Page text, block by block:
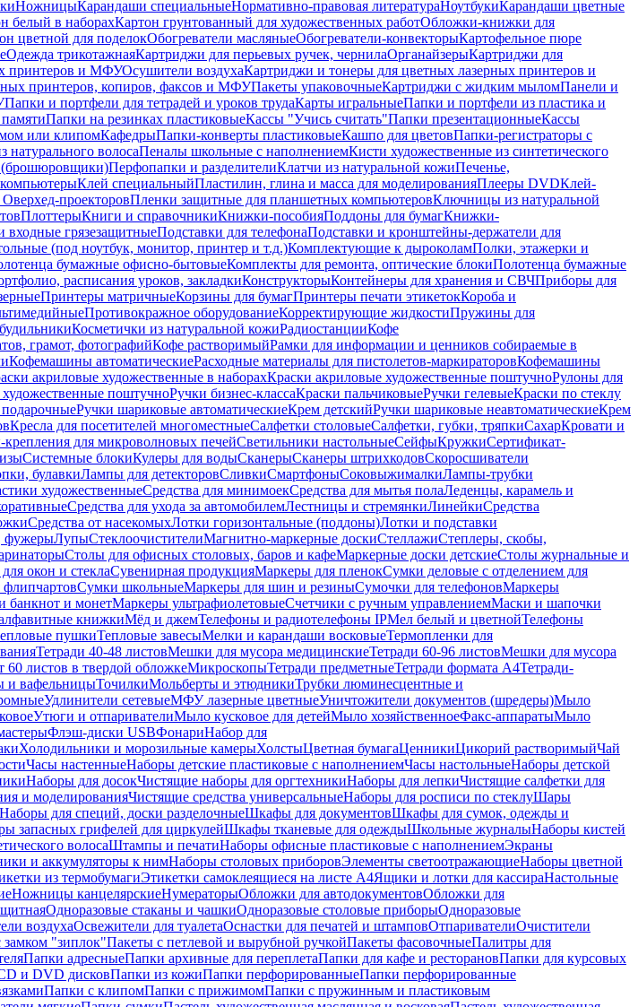
НожницыКарандаши специальныеНормативно-правовая литератураНоутбукиКарандаши цветные
белый в наборахКартон грунтованный для художественных работОбложки-книжки для
цветной для поделокОбогреватели масляныеОбогреватели-конвекторыКартофельное пюре
Одежда трикотажнаяКартриджи для перьевых ручек, чернилаОрганайзерыКартриджи для
принтеров и МФУОсушители воздухаКартриджи и тонеры для цветных лазерных принтеров и
принтеров, копиров, факсов и МФУПакеты упаковочныеКартриджи с жидким мыломПанели и
Папки и портфели для тетрадей и уроков трудаКарты игральныеПапки и портфели из пластика и
Папки на резинках пластиковыеКассы "Учись считать"Папки презентационныеКассы
или клипомКафедрыПапки-конверты пластиковыеКашпо для цветовПапки-регистраторы с
натурального волосаПеналы школьные с наполнениемКисти художественные из синтетического
Перфопапки и разделителиКлатчи из натуральной кожиПеченье,
Клей специальныйПластилин, глина и масса для моделированияПлееры DVDКлей-
проекторовПленки защитные для планшетных компьютеровКлючницы из натуральной
ПлоттерыКниги и справочникиКнижки-пособияПоддоны для бумагКнижки-
входные грязезащитныеПодставки для телефонаПодставки и кронштейны-держатели для
(под ноутбук, монитор, принтер и т.д.)Комплектующие к дыроколамПолки, этажерки и
бумажные офисно-бытовыеКомплекты для ремонта, оптические блокиПолотенца бумажные
расписания уроков, закладкиКонструкторыКонтейнеры для хранения и СВЧПриборы для
Принтеры матричныеКорзины для бумагПринтеры печати этикетокКороба и
Противокражное оборудованиеКорректирующие жидкостиПружины для
Косметички из натуральной кожиРадиостанцииКофе
грамот, фотографийКофе растворимыйРамки для информации и ценников собираемые в
Кофемашины автоматическиеРасходные материалы для пистолетов-маркираторовКофемашины
акриловые художественные в наборахКраски акриловые художественные поштучноРулоны для
поштучноРучки бизнес-классаКраски пальчиковыеРучки гелевыеКраски по стеклу
Ручки шариковые автоматическиеКрем детскийРучки шариковые неавтоматическиеКрем
Кресла для посетителей многоместныеСалфетки столовыеСалфетки, губки, тряпкиСахарКровати и
для микроволновых печейСветильники настольныеСейфыКружкиСертификат-
Системные блокиКулеры для водыСканерыСканеры штрихкодовСкоросшиватели
булавкиЛампы для детекторовСливкиСмартфоныСоковыжималкиЛампы-трубки
художественныеСредства для минимоекСредства для мытья полаЛеденцы, карамель и
Средства для ухода за автомобилемЛестницы и стремянкиЛинейкиСредства
Средства от насекомыхЛотки горизонтальные (поддоны)Лотки и подставки
фужерыЛупыСтеклоочистителиМагнитно-маркерные доскиСтеллажиСтеплеры, скобы,
Столы для офисных столовых, баров и кафеМаркерные доски детскиеСтолы журнальные и
окон и стеклаСувенирная продукцияМаркеры для пленокСумки деловые с отделением для
Сумки школьныеМаркеры для шин и резиныСумочки для телефоновМаркеры
банкнот и монетМаркеры ультрафиолетовыеСчетчики с ручным управлениемМаски и шапочки
книжкиМёд и джемТелефоны и радиотелефоны IPМел белый и цветнойТелефоны
пушкиТепловые завесыМелки и карандаши восковыеТермопленки для
Тетради 40-48 листовМешки для мусора медицинскиеТетради 60-96 листовМешки для мусора
60 листов в твердой обложкеМикроскопыТетради предметныеТетради формата А4Тетради-
и вафельницыТочилкиМольберты и этюдникиТрубки люминесцентные и
Удлинители сетевыеМФУ лазерные цветныеУничтожители документов (шредеры)Мыло
Утюги и отпаривателиМыло кусковое для детейМыло хозяйственноеФакс-аппаратыМыло
Флэш-диски USBФонариНабор для
Холодильники и морозильные камерыХолстыЦветная бумагаЦенникиЦикорий растворимыйЧай
Часы настенныеНаборы детские пластиковые с наполнениемЧасы настольныеНаборы детской
Наборы для досокЧистящие наборы для оргтехникиНаборы для лепкиЧистящие салфетки для
и моделированияЧистящие средства универсальныеНаборы для росписи по стеклуШары
Наборы для специй, доски разделочныеШкафы для документовШкафы для сумок, одежды и
запасных грифелей для циркулейШкафы тканевые для одеждыШкольные журналыНаборы кистей
волосаШтампы и печатиНаборы офисные пластиковые с наполнениемЭкраны
и аккумуляторы к нимНаборы столовых приборовЭлементы светоотражающиеНаборы цветной
из термобумагиЭтикетки самоклеящиеся на листе А4Ящики и лотки для кассираНастольные
Ножницы канцелярскиеНумераторыОбложки для автодокументовОбложки для
Одноразовые стаканы и чашкиОдноразовые столовые приборыОдноразовые
воздухаОсвежители для туалетаОснастки для печатей и штамповОтпаривателиОчистители
замком "зиплок"Пакеты с петлевой и вырубной ручкойПакеты фасовочныеПалитры для
Папки адресныеПапки архивные для переплетаПапки для кафе и ресторановПапки для курсовых
и DVD дисковПапки из кожиПапки перфорированныеПапки перфорированные
Папки с клипомПапки с прижимомПапки с пружинным и пластиковым